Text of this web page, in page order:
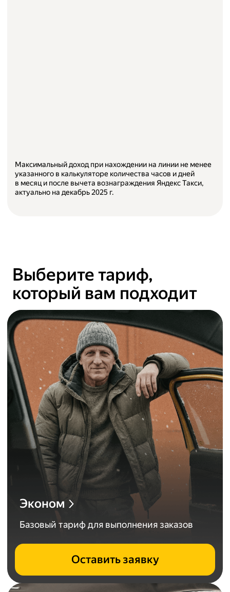
Максимальный доход при нахождении на линии не менее
указанного в калькуляторе количества часов и дней
в месяц и после вычета вознаграждения Яндекс Такси,
актуально на декабрь 2025 г.
Выберите тариф,
который вам подходит
Эконом
Базовый тариф для выполнения заказов
Оставить заявку